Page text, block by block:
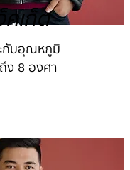
คเก็ต
ะกับอุณหภูมิ
ง 8 องศา